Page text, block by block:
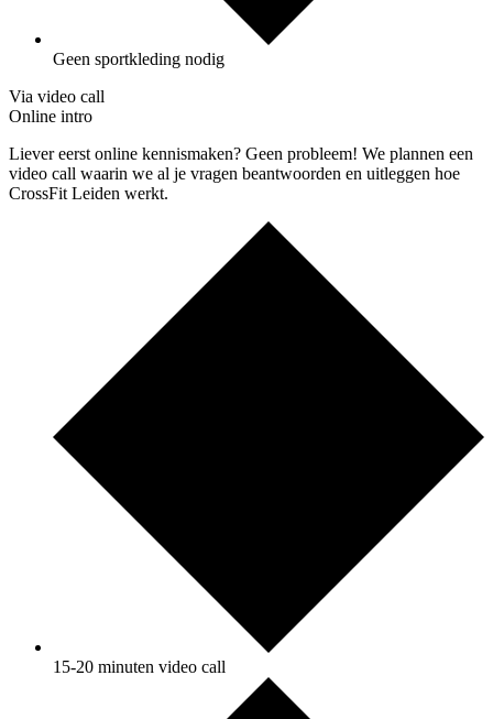
Geen sportkleding nodig
Via video call
Online intro
Liever eerst online kennismaken? Geen probleem! We plannen een
video call waarin we al je vragen beantwoorden en uitleggen hoe
CrossFit Leiden werkt.
15-20 minuten video call